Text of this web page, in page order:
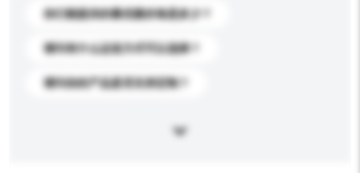
你们能提供的最优惠价格是多少？
请问有什么运送方式可以选择？
请问你的产品是否支持定制？